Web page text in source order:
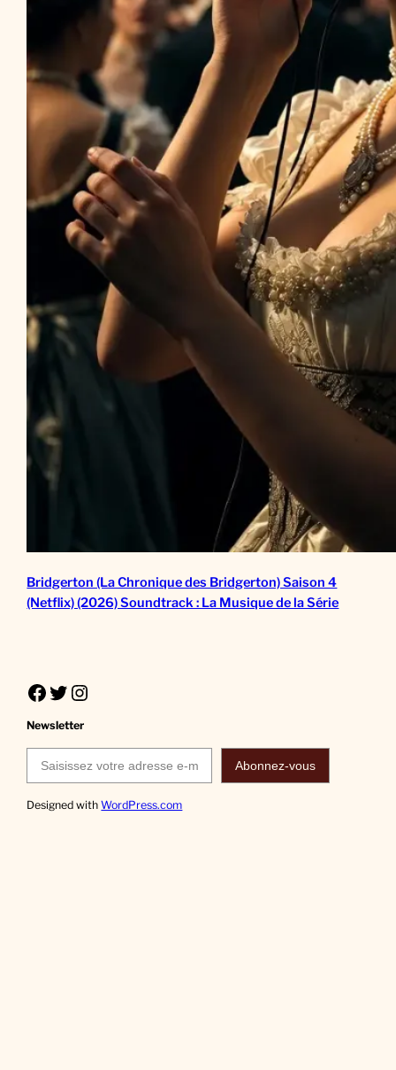
Bridgerton (La Chronique des Bridgerton) Saison 4
(Netflix) (2026) Soundtrack : La Musique de la Série
Facebook Twitter Instagram
Newsletter
Saisissez votre adresse e-mail…
Abonnez-vous
Designed withWordPress.com